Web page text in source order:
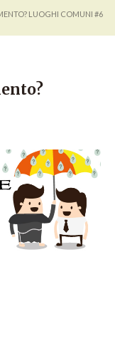
LUOGHI COMUNI #6